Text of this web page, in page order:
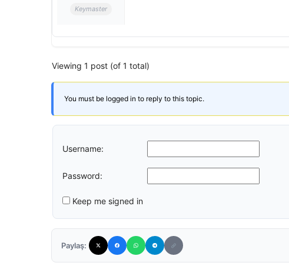
Keymaster
Viewing 1 post (of 1 total)
You must be logged in to reply to this topic.
Username:
Password:
Keep me signed in
Paylaş: